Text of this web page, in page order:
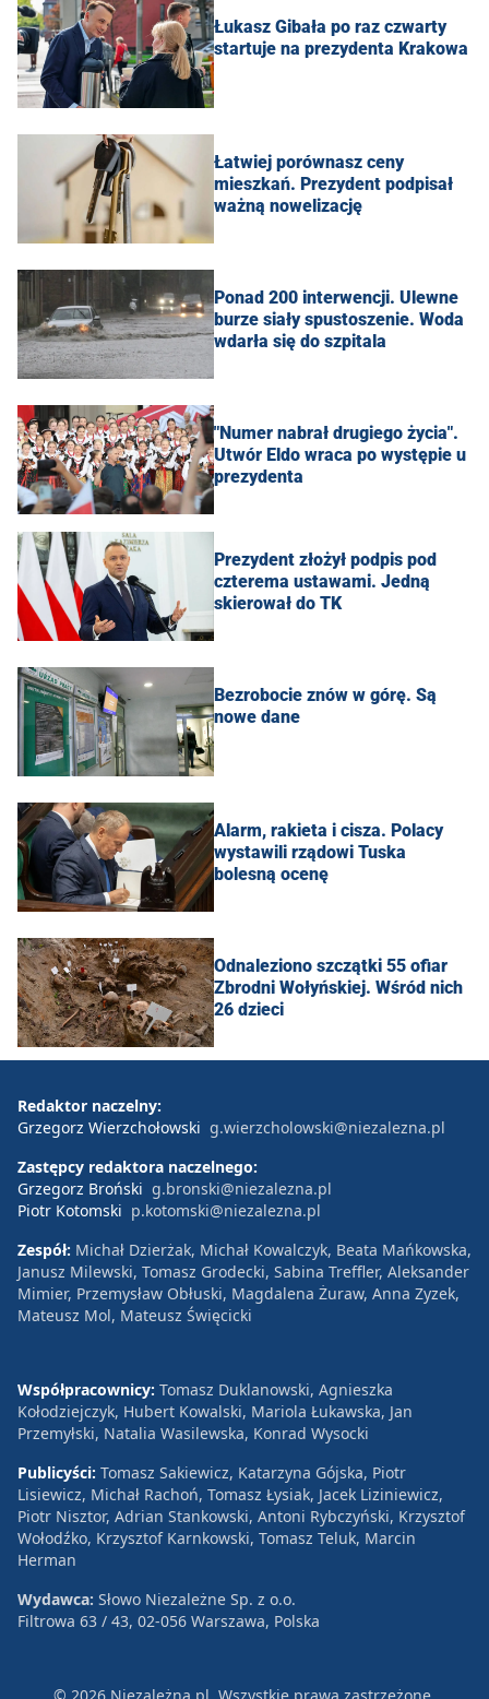
Łukasz Gibała po raz czwarty
startuje na prezydenta Krakowa
Łatwiej porównasz ceny
mieszkań. Prezydent podpisał
ważną nowelizację
Ponad 200 interwencji. Ulewne
burze siały spustoszenie. Woda
wdarła się do szpitala
"Numer nabrał drugiego życia".
Utwór Eldo wraca po występie u
prezydenta
Prezydent złożył podpis pod
czterema ustawami. Jedną
skierował do TK
Bezrobocie znów w górę. Są
nowe dane
Alarm, rakieta i cisza. Polacy
wystawili rządowi Tuska
bolesną ocenę
Odnaleziono szczątki 55 ofiar
Zbrodni Wołyńskiej. Wśród nich
26 dzieci
Redaktor naczelny:
Grzegorz Wierzchołowski g.wierzcholowski@niezalezna.pl
Zastępcy redaktora naczelnego:
Grzegorz Broński g.bronski@niezalezna.pl
Piotr Kotomski p.kotomski@niezalezna.pl
Zespół: Michał Dzierżak, Michał Kowalczyk, Beata Mańkowska,
Janusz Milewski, Tomasz Grodecki, Sabina Treffler, Aleksander
Mimier, Przemysław Obłuski, Magdalena Żuraw, Anna Zyzek,
Mateusz Mol, Mateusz Święcicki
Współpracownicy: Tomasz Duklanowski, Agnieszka
Kołodziejczyk, Hubert Kowalski, Mariola Łukawska, Jan
Przemyłski, Natalia Wasilewska, Konrad Wysocki
Publicyści: Tomasz Sakiewicz, Katarzyna Gójska, Piotr
Lisiewicz, Michał Rachoń, Tomasz Łysiak, Jacek Liziniewicz,
Piotr Nisztor, Adrian Stankowski, Antoni Rybczyński, Krzysztof
Wołodźko, Krzysztof Karnkowski, Tomasz Teluk, Marcin
Herman
Wydawca: Słowo Niezależne Sp. z o.o.
Filtrowa 63 / 43, 02-056 Warszawa, Polska